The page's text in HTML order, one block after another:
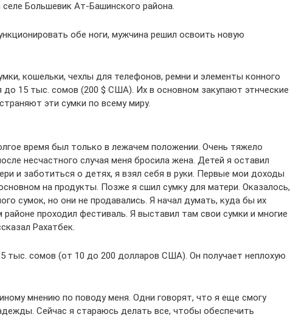
Большевик Ат-Башинского района.
обе ноги, мужчина решил освоить новую
кошельки, чехлы для телефонов, ремни и элементы конного
до 15 тыс. сомов (200 $ США). Их в основном закупают этнческие
эти сумки по всему миру.
время был только в лежачем положении. Очень тяжело
несчастного случая меня бросила жена. Детей я оставил
и заботиться о детях, я взял себя в руки. Первые мои доходы
на продукты. Позже я сшил сумку для матери. Оказалось,
сумок, но они не продавались. Я начал думать, куда бы их
проходил фестиваль. Я выставил там свои сумки и многие
Рахатбек.
тыс. сомов (от 10 до 200 долларов США). Он получает неплохую
мнению по поводу меня. Одни говорят, что я еще смогу
Сейчас я стараюсь делать все, чтобы обеспечить